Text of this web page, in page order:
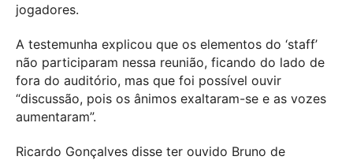
jogadores.
A testemunha explicou que os elementos do ‘staff’
não participaram nessa reunião, ficando do lado de
fora do auditório, mas que foi possível ouvir
“discussão, pois os ânimos exaltaram-se e as vozes
aumentaram”.
Ricardo Gonçalves disse ter ouvido Bruno de